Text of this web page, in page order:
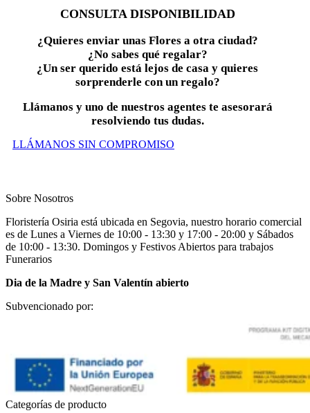
CONSULTA DISPONIBILIDAD
¿Quieres enviar unas Flores a otra ciudad?
¿No sabes qué regalar?
¿Un ser querido está lejos de casa y quieres
sorprenderle con un regalo?
Llámanos y uno de nuestros agentes te asesorará
resolviendo tus dudas.
LLÁMANOS SIN COMPROMISO
Sobre Nosotros
Floristería Osiria está ubicada en Segovia, nuestro horario comercial
es de Lunes a Viernes de 10:00 - 13:30 y 17:00 - 20:00 y Sábados
de 10:00 - 13:30. Domingos y Festivos Abiertos para trabajos
Funerarios
Dia de la Madre y San Valentín abierto
Subvencionado por:
Categorías de producto